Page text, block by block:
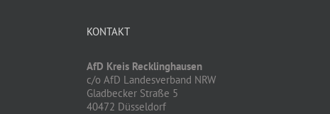
KONTAKT
AfD Kreis Recklinghausen
c/o AfD Landesverband NRW
Gladbecker Straße 5
40472 Düsseldorf